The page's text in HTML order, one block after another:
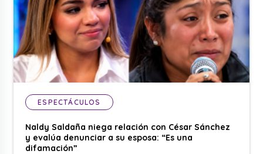
ESPECTÁCULOS
Naldy Saldaña niega relación con César Sánchez
y evalúa denunciar a su esposa: “Es una
difamación”